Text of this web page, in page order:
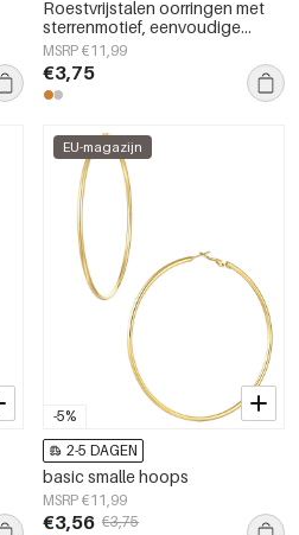
Roestvrijstalen oorringen met
sterrenmotief, eenvoudige
dagelijkse sieradenserie voor
dames.
MSRP €11,99
€3,75
-5%
EU-magazijn
2-5 DAGEN
basic smalle hoops
MSRP €11,99
€3,56 €3,75